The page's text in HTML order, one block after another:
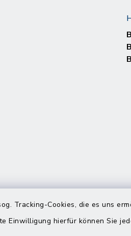
Tracking-Cookies, die es uns
Einwilligung hierfür können Sie